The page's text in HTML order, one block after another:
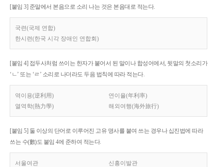
[붙임 3] 준말에서 본음으로 소리 나는 것은 본음대로 적는다.
국련(국제 연합)
한시련(한국 시각 장애인 연합회)
[붙임 4] 접두사처럼 쓰이는 한자가 붙어서 된 말이나 합성어에서, 뒷말의 첫소리가
‘ㄴ’ 또는 ‘ㄹ’ 소리로 나더라도 두음 법칙에 따라 적는다.
역이용(逆利用)
연이율(年利率)
열역학(熱力學)
해외여행(海外旅行)
[붙임 5] 둘 이상의 단어로 이루어진 고유 명사를 붙여 쓰는 경우나 십진법에 따라
쓰는 수(數)도 붙임 4에 준하여 적는다.
서울여관 신흥이발관